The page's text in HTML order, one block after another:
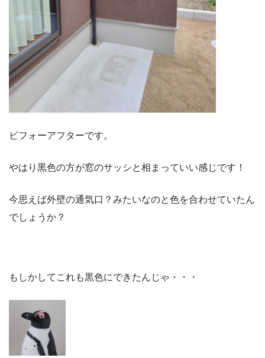
ビフォーアフターです。
やはり黒色の方が窓のサッシと相まっていい感じです！
今思えば外壁の通気口？みたいなのと色を合わせていたん
でしょうか？
もしかしてこれも黒色にできたんじゃ・・・